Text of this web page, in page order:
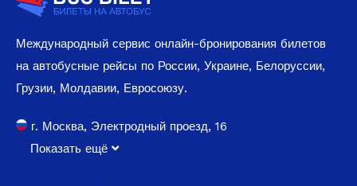
Международный сервис онлайн-бронирования билетов
на автобусные рейсы по России, Украине, Белоруссии,
Грузии, Молдавии, Евросоюзу.
г. Москва, Электродный проезд, 16
Показать ещё